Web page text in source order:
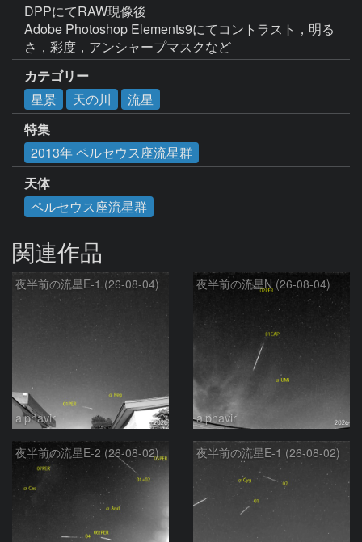
DPPにてRAW現像後
Adobe Photoshop Elements9にてコントラスト，明る
さ，彩度，アンシャープマスクなど
カテゴリー
星景
天の川
流星
特集
2013年 ペルセウス座流星群
天体
ペルセウス座流星群
関連作品
夜半前の流星E-1 (26-08-04)
alphavir
夜半前の流星N (26-08-04)
alphavir
夜半前の流星E-2 (26-08-02) 夜半前の流星E-1 (26-08-02)